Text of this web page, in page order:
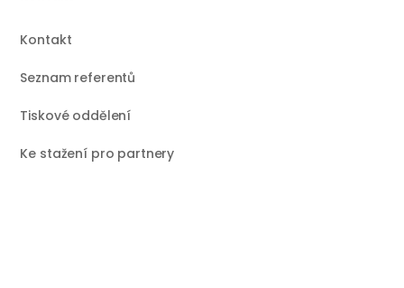
Kontakt
Seznam referentů
Tiskové oddělení
Ke stažení pro partnery